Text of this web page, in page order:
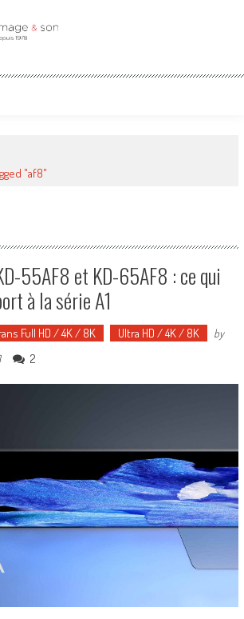
"af8"
55AF8 et KD-65AF8 : ce qui
à la série A1
Full HD / 4K / 8K Ultra HD / 4K / 8K
by
2